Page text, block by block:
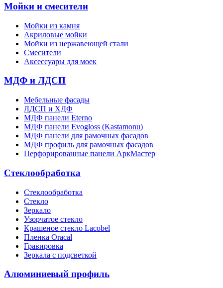
Мойки и смесители
Мойки из камня
Акриловые мойки
Мойки из нержавеющей стали
Смесители
Аксессуары для моек
МДФ и ЛДСП
Мебельные фасады
ЛДСП и ХДФ
МДФ панели Eterno
МДФ панели Evogloss (Kastamonu)
МДФ панели для рамочных фасадов
МДФ профиль для рамочных фасадов
Перфорированные панели АркМастер
Стеклообработка
Стеклообработка
Стекло
Зеркало
Узорчатое стекло
Крашеное стекло Lacobel
Пленка Oracal
Гравировка
Зеркала с подсветкой
Алюминиевый профиль